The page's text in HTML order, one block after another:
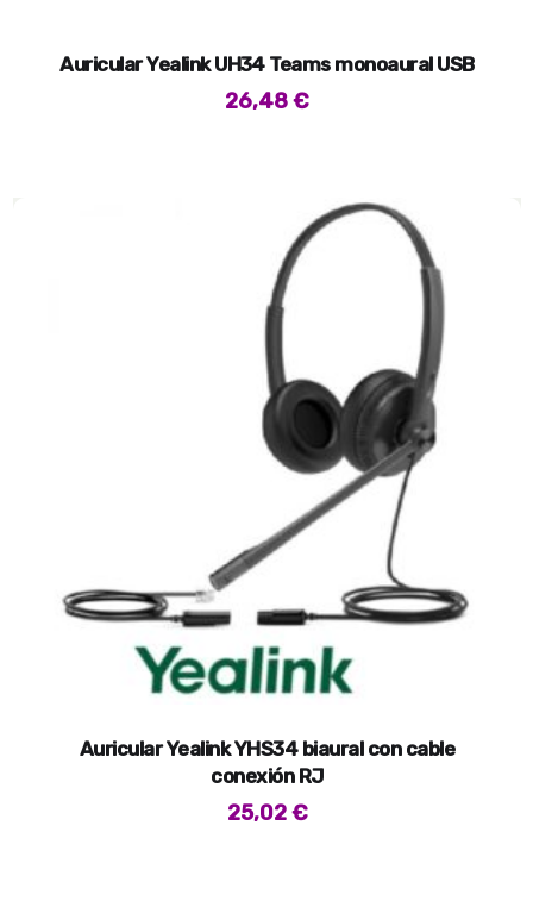
Auricular Yealink UH34 Teams monoaural USB
26,48€
Auricular Yealink YHS34 biaural con cable
conexión RJ
25,02€